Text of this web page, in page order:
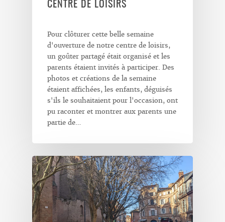
CENTRE DE LOISIRS
Pour clôturer cette belle semaine
d'ouverture de notre centre de loisirs,
un goûter partagé était organisé et les
parents étaient invités à participer. Des
photos et créations de la semaine
étaient affichées, les enfants, déguisés
s'ils le souhaitaient pour l'occasion, ont
pu raconter et montrer aux parents une
partie de…